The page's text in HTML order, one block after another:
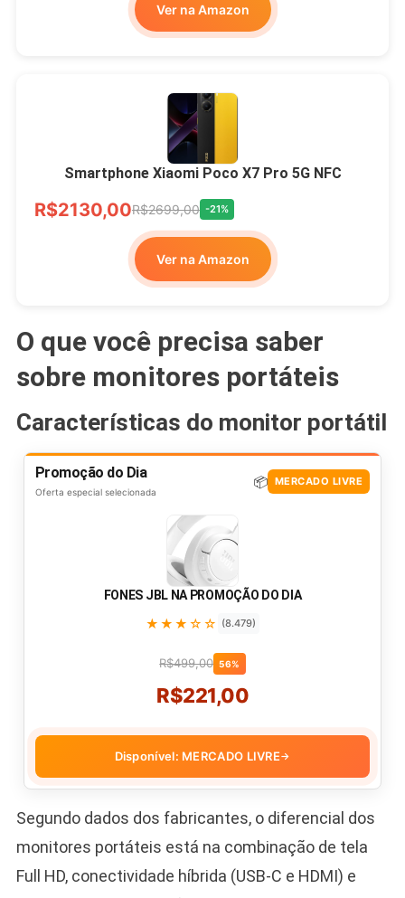
Ver na Amazon
Smartphone Xiaomi Poco X7 Pro 5G NFC
R$2130,00R$2699,00 -21%
Ver na Amazon
O que você precisa saber
sobre monitores portáteis
Características do monitor portátil
Promoção do Dia
Oferta especial selecionada
📦 MERCADO LIVRE
FONES JBL NA PROMOÇÃO DO DIA
★★★☆☆ (8.479)
R$499,00 56%
R$221,00
Disponível: MERCADO LIVRE→
Segundo dados dos fabricantes, o diferencial dos
monitores portáteis está na combinação de tela
Full HD, conectividade híbrida (USB-C e HDMI) e